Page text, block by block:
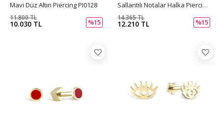
Mavi Düz Altın Piercing PI0128
10.030 TL
11.800 TL
%15
Sallantılı Notalar Halka Piercing PI0129
12.210 TL
14.365 TL
%15